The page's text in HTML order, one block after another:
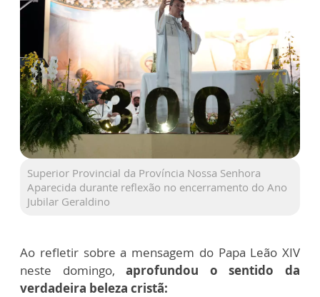
Superior Provincial da Província Nossa Senhora
Aparecida durante reflexão no encerramento do Ano
Jubilar Geraldino
Ao refletir sobre a mensagem do Papa Leão XIV
neste domingo,aprofundou o sentido da
verdadeira beleza cristã: